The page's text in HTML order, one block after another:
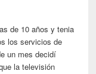
de 10 años y tenia
los servicios de
un mes decidí
la televisión